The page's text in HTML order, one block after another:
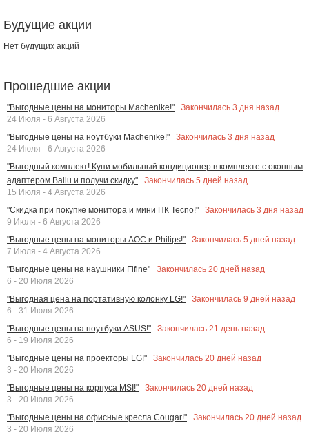
Будущие акции
Нет будущих акций
Прошедшие акции
"Выгодные цены на мониторы Machenike!" Закончилась 3 дня назад
24 Июля - 6 Августа 2026
"Выгодные цены на ноутбуки Machenike!"
Закончилась 3 дня назад
24 Июля - 6 Августа 2026
"Выгодный комплект! Купи мобильный кондиционер в комплекте с оконным
адаптером Ballu и получи скидку"
Закончилась 5 дней назад
15 Июля - 4 Августа 2026
"Скидка при покупке монитора и мини ПК Tecno!"
Закончилась 3 дня назад
9 Июля - 6 Августа 2026
"Выгодные цены на мониторы AOC и Philips!"
Закончилась 5 дней назад
7 Июля - 4 Августа 2026
"Выгодные цены на наушники Fifine"
Закончилась 20 дней назад
6 - 20 Июля 2026
"Выгодная цена на портативную колонку LG!"
Закончилась 9 дней назад
6 - 31 Июля 2026
"Выгодные цены на ноутбуки ASUS!"
Закончилась 21 день назад
6 - 19 Июля 2026
"Выгодные цены на проекторы LG!"
Закончилась 20 дней назад
3 - 20 Июля 2026
"Выгодные цены на корпуса MSI!"
Закончилась 20 дней назад
3 - 20 Июля 2026
"Выгодные цены на офисные кресла Cougar!"
Закончилась 20 дней назад
3 - 20 Июля 2026